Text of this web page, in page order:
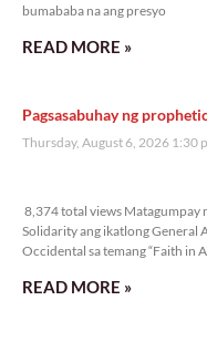
bumababa na ang presyo
READ MORE »
Pagsasabuhay ng
Thursday, August 6, 2026 1:30
8,374 total views Matagumpay
Solidarity ang ikatlong General
Occidental sa temang “Faith in
READ MORE »